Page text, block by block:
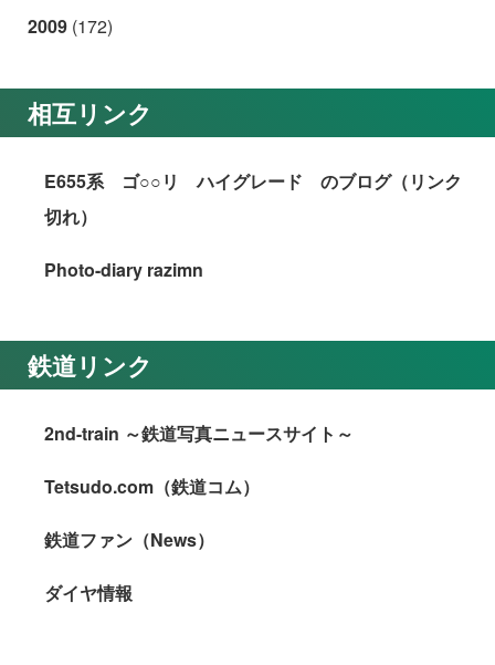
2009 (172)
相互リンク
E655系 ゴ○○リ ハイグレード のブログ（リンク
切れ）
Photo-diary razimn
鉄道リンク
2nd-train ～鉄道写真ニュースサイト～
Tetsudo.com（鉄道コム）
鉄道ファン（News）
ダイヤ情報